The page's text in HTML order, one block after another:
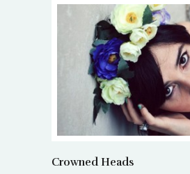
Crowned Heads